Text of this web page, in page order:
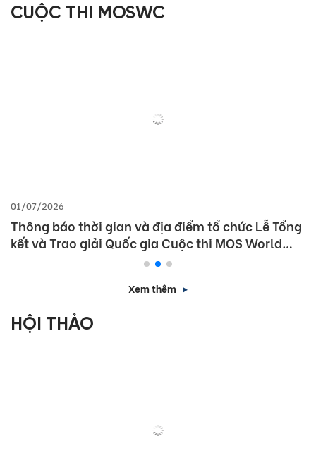
CUỘC THI MOSWC
01/07/2026
Thông báo thời gian và địa điểm tổ chức Lễ Tổng
kết và Trao giải Quốc gia Cuộc thi MOS World
Xem thêm
HỘI THẢO